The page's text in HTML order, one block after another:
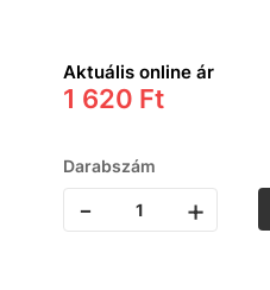
Aktuális online ár
1 620 Ft
Darabszám
- +